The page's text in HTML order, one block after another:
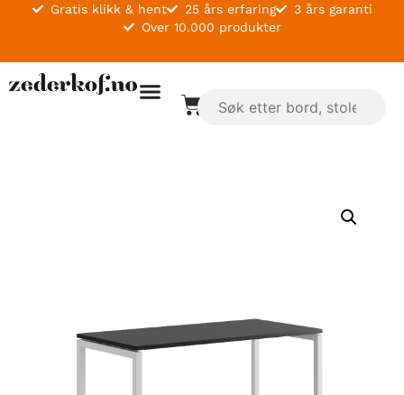
Gratis klikk & hent 25 års erfaring
3 års garanti
Over 10.000 produkter